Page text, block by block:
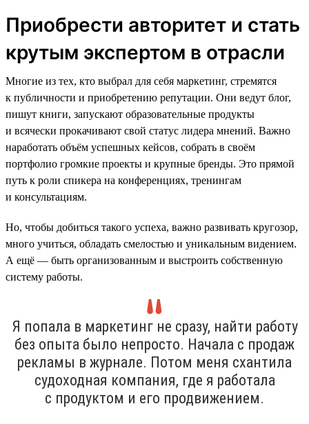
Приобрести авторитет и стать
крутым экспертом в отрасли
Многие из тех, кто выбрал для себя маркетинг, стремятся
к публичности и приобретению репутации. Они ведут блог,
пишут книги, запускают образовательные продукты
и всячески прокачивают свой статус лидера мнений. Важно
наработать объём успешных кейсов, собрать в своём
портфолио громкие проекты и крупные бренды. Это прямой
путь к роли спикера на конференциях, тренингам
и консультациям.
Но, чтобы добиться такого успеха, важно развивать кругозор,
много учиться, обладать смелостью и уникальным видением.
А ещё — быть организованным и выстроить собственную
систему работы.
Я попала в маркетинг не сразу, найти работу
без опыта было непросто. Начала с продаж
рекламы в журнале. Потом меня схантила
судоходная компания, где я работала
с продуктом и его продвижением.